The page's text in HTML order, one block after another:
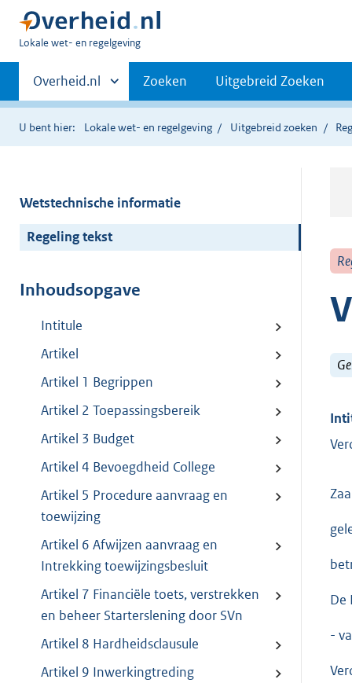
U
hier:
Lokale wet- en regelgeving
Primaire
navigatie
Andere
sites
binnen
Overheid.nl Zoeken Uitgebreid Zoeken
U bent hier: Lokale wet- en regelgeving Uitgebreid zoeken
Wetstechnische informatie
Regeling tekst
Inhoudsopgave
Intitule
Artikel
Artikel 1 Begrippen
Artikel 2 Toepassingsbereik
Artikel 3 Budget
Artikel 4 Bevoegdheid College
Artikel 5 Procedure aanvraag en
toewijzing
Artikel 6 Afwijzen aanvraag en
Intrekking toewijzingsbesluit
Artikel 7 Financiële toets, verstrekken
en beheer Starterslening door SVn
Artikel 8 Hardheidsclausule
Artikel 9 Inwerkingtreding
De
-